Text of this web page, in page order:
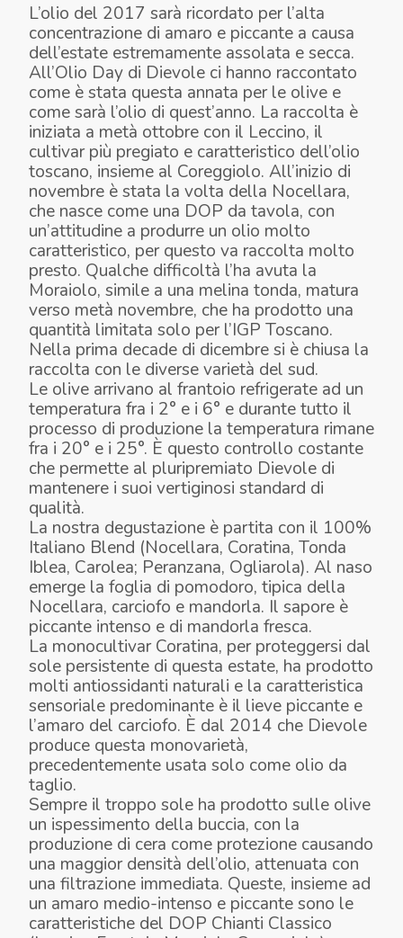
L’olio del 2017 sarà ricordato per l’alta
concentrazione di amaro e piccante a causa
dell’estate estremamente assolata e secca.
All’Olio Day di Dievole ci hanno raccontato
come è stata questa annata per le olive e
come sarà l’olio di quest’anno. La raccolta è
iniziata a metà ottobre con il Leccino, il
cultivar più pregiato e caratteristico dell’olio
toscano, insieme al Coreggiolo. All’inizio di
novembre è stata la volta della Nocellara,
che nasce come una DOP da tavola, con
un’attitudine a produrre un olio molto
caratteristico, per questo va raccolta molto
presto. Qualche difficoltà l’ha avuta la
Moraiolo, simile a una melina tonda, matura
verso metà novembre, che ha prodotto una
quantità limitata solo per l’IGP Toscano.
Nella prima decade di dicembre si è chiusa la
raccolta con le diverse varietà del sud.
Le olive arrivano al frantoio refrigerate ad un
temperatura fra i 2° e i 6° e durante tutto il
processo di produzione la temperatura rimane
fra i 20° e i 25°. È questo controllo costante
che permette al pluripremiato Dievole di
mantenere i suoi vertiginosi standard di
qualità.
La nostra degustazione è partita con il 100%
Italiano Blend (Nocellara, Coratina, Tonda
Iblea, Carolea; Peranzana, Ogliarola). Al naso
emerge la foglia di pomodoro, tipica della
Nocellara, carciofo e mandorla. Il sapore è
piccante intenso e di mandorla fresca.
La monocultivar Coratina, per proteggersi dal
sole persistente di questa estate, ha prodotto
molti antiossidanti naturali e la caratteristica
sensoriale predominante è il lieve piccante e
l’amaro del carciofo. È dal 2014 che Dievole
produce questa monovarietà,
precedentemente usata solo come olio da
taglio.
Sempre il troppo sole ha prodotto sulle olive
un ispessimento della buccia, con la
produzione di cera come protezione causando
una maggior densità dell’olio, attenuata con
una filtrazione immediata. Queste, insieme ad
un amaro medio-intenso e piccante sono le
caratteristiche del DOP Chianti Classico